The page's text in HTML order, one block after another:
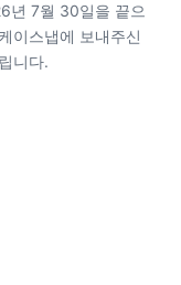
년 7월 30일을 끝으
이스냅에 보내주신
니다.